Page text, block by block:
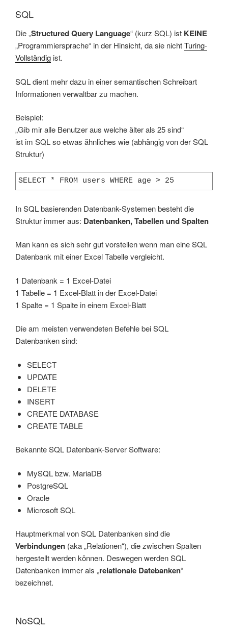
SQL
Die „Structured Query Language“ (kurz SQL) ist KEINE
„Programmiersprache“ in der Hinsicht, da sie nichtTuring-
Vollständig ist.
SQL dient mehr dazu in einer semantischen Schreibart
Informationen verwaltbar zu machen.
Beispiel:
„Gib mir alle Benutzer aus welche älter als 25 sind“
ist im SQL so etwas ähnliches wie (abhängig von der SQL
Struktur)
SELECT * FROM users WHERE age > 25
In SQL basierenden Datenbank-Systemen besteht die
Struktur immer aus: Datenbanken, Tabellen und Spalten
Man kann es sich sehr gut vorstellen wenn man eine SQL
Datenbank mit einer Excel Tabelle vergleicht.
1 Datenbank = 1 Excel-Datei
1 Tabelle = 1 Excel-Blatt in der Excel-Datei
1 Spalte = 1 Spalte in einem Excel-Blatt
Die am meisten verwendeten Befehle bei SQL
Datenbanken sind:
SELECT
UPDATE
DELETE
INSERT
CREATE DATABASE
CREATE TABLE
Bekannte SQL Datenbank-Server Software:
MySQL bzw. MariaDB
PostgreSQL
Oracle
Microsoft SQL
Hauptmerkmal von SQL Datenbanken sind die
Verbindungen (aka „Relationen“), die zwischen Spalten
hergestellt werden können. Deswegen werden SQL
Datenbanken immer als „relationale Datebanken“
bezeichnet.
NoSQL